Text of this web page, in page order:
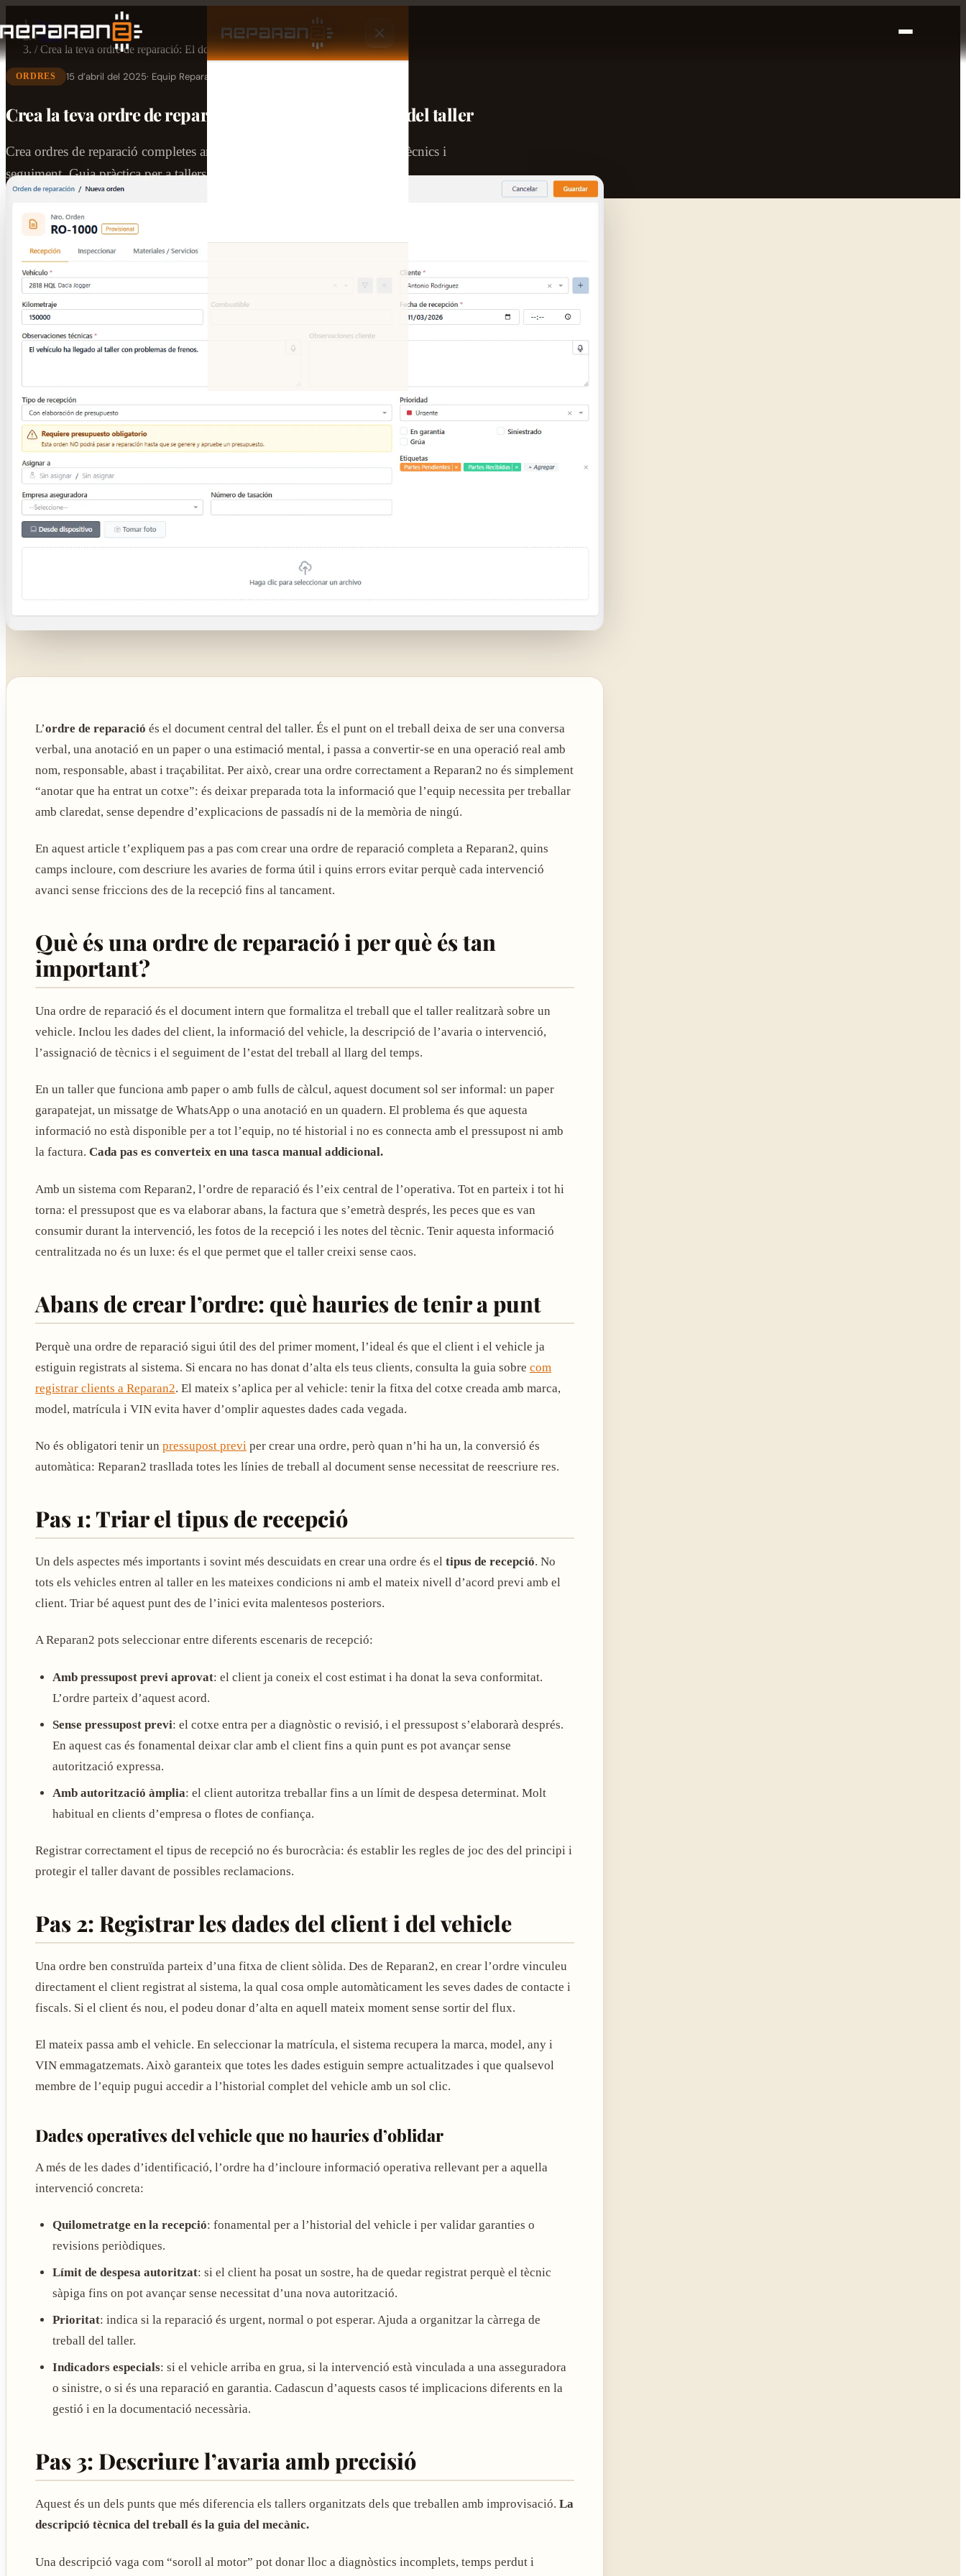
Inici
/ Blog
/ Crea la teva ordre de reparació: El document central del taller
ORDRES 15 d’abril del 2025· Equip Reparan2
Crea la teva ordre de reparació: El document central del taller
Crea ordres de reparació completes amb tipus de recepció, assignació de tècnics i
seguiment. Guia pràctica per a tallers amb Reparan2.
L’ordre de reparació és el document central del taller. És el punt on el treball deixa de ser una conversa
verbal, una anotació en un paper o una estimació mental, i passa a convertir-se en una operació real amb
nom, responsable, abast i traçabilitat. Per això, crear una ordre correctament a Reparan2 no és simplement
“anotar que ha entrat un cotxe”: és deixar preparada tota la informació que l’equip necessita per treballar
amb claredat, sense dependre d’explicacions de passadís ni de la memòria de ningú.
En aquest article t’expliquem pas a pas com crear una ordre de reparació completa a Reparan2, quins
camps incloure, com descriure les avaries de forma útil i quins errors evitar perquè cada intervenció
avanci sense friccions des de la recepció fins al tancament.
Què és una ordre de reparació i per què és tan
important?
Una ordre de reparació és el document intern que formalitza el treball que el taller realitzarà sobre un
vehicle. Inclou les dades del client, la informació del vehicle, la descripció de l’avaria o intervenció,
l’assignació de tècnics i el seguiment de l’estat del treball al llarg del temps.
En un taller que funciona amb paper o amb fulls de càlcul, aquest document sol ser informal: un paper
garapatejat, un missatge de WhatsApp o una anotació en un quadern. El problema és que aquesta
informació no està disponible per a tot l’equip, no té historial i no es connecta amb el pressupost ni amb
la factura. Cada pas es converteix en una tasca manual addicional.
Amb un sistema com Reparan2, l’ordre de reparació és l’eix central de l’operativa. Tot en parteix i tot hi
torna: el pressupost que es va elaborar abans, la factura que s’emetrà després, les peces que es van
consumir durant la intervenció, les fotos de la recepció i les notes del tècnic. Tenir aquesta informació
centralitzada no és un luxe: és el que permet que el taller creixi sense caos.
Abans de crear l’ordre: què hauries de tenir a punt
Perquè una ordre de reparació sigui útil des del primer moment, l’ideal és que el client i el vehicle ja
estiguin registrats al sistema. Si encara no has donat d’alta els teus clients, consulta la guia sobre com
registrar clients a Reparan2. El mateix s’aplica per al vehicle: tenir la fitxa del cotxe creada amb marca,
model, matrícula i VIN evita haver d’omplir aquestes dades cada vegada.
No és obligatori tenir un pressupost previ per crear una ordre, però quan n’hi ha un, la conversió és
automàtica: Reparan2 trasllada totes les línies de treball al document sense necessitat de reescriure res.
Pas 1: Triar el tipus de recepció
Un dels aspectes més importants i sovint més descuidats en crear una ordre és el tipus de recepció. No
tots els vehicles entren al taller en les mateixes condicions ni amb el mateix nivell d’acord previ amb el
client. Triar bé aquest punt des de l’inici evita malentesos posteriors.
A Reparan2 pots seleccionar entre diferents escenaris de recepció:
Amb pressupost previ aprovat: el client ja coneix el cost estimat i ha donat la seva conformitat.
L’ordre parteix d’aquest acord.
Sense pressupost previ: el cotxe entra per a diagnòstic o revisió, i el pressupost s’elaborarà després.
En aquest cas és fonamental deixar clar amb el client fins a quin punt es pot avançar sense
autorització expressa.
Amb autorització àmplia: el client autoritza treballar fins a un límit de despesa determinat. Molt
habitual en clients d’empresa o flotes de confiança.
Registrar correctament el tipus de recepció no és burocràcia: és establir les regles de joc des del principi i
protegir el taller davant de possibles reclamacions.
Pas 2: Registrar les dades del client i del vehicle
Una ordre ben construïda parteix d’una fitxa de client sòlida. Des de Reparan2, en crear l’ordre vinculeu
directament el client registrat al sistema, la qual cosa omple automàticament les seves dades de contacte i
fiscals. Si el client és nou, el podeu donar d’alta en aquell mateix moment sense sortir del flux.
El mateix passa amb el vehicle. En seleccionar la matrícula, el sistema recupera la marca, model, any i
VIN emmagatzemats. Això garanteix que totes les dades estiguin sempre actualitzades i que qualsevol
membre de l’equip pugui accedir a l’historial complet del vehicle amb un sol clic.
Dades operatives del vehicle que no hauries d’oblidar
A més de les dades d’identificació, l’ordre ha d’incloure informació operativa rellevant per a aquella
intervenció concreta:
Quilometratge en la recepció: fonamental per a l’historial del vehicle i per validar garanties o
revisions periòdiques.
Límit de despesa autoritzat: si el client ha posat un sostre, ha de quedar registrat perquè el tècnic
sàpiga fins on pot avançar sense necessitat d’una nova autorització.
Prioritat: indica si la reparació és urgent, normal o pot esperar. Ajuda a organitzar la càrrega de
treball del taller.
Indicadors especials: si el vehicle arriba en grua, si la intervenció està vinculada a una asseguradora
o sinistre, o si és una reparació en garantia. Cadascun d’aquests casos té implicacions diferents en la
gestió i en la documentació necessària.
Pas 3: Descriure l’avaria amb precisió
Aquest és un dels punts que més diferencia els tallers organitzats dels que treballen amb improvisació. La
descripció tècnica del treball és la guia del mecànic.
Una descripció vaga com “soroll al motor” pot donar lloc a diagnòstics incomplets, temps perdut i